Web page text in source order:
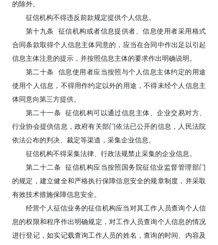
的除外。
征信机构不得违反前款规定提供个人信息。
第十九条 征信机构或者信息提供者、信息使用者采用格式
合同条款取得个人信息主体同意的，应当在合同中作出足以引起
信息主体注意的提示，并按照信息主体的要求作出明确说明。
第二十条 信息使用者应当按照与个人信息主体约定的用途
使用个人信息，不得用作约定以外的用途，不得未经个人信息主
体同意向第三方提供。
第二十一条 征信机构可以通过信息主体、企业交易对方、
行业协会提供信息，政府有关部门依法已公开的信息，人民法院
依法公布的判决、裁定等渠道，采集企业信息。
征信机构不得采集法律、行政法规禁止采集的企业信息。
第二十二条 征信机构应当按照国务院征信业监督管理部门
的规定，建立健全和严格执行保障信息安全的规章制度，并采取
有效技术措施保障信息安全。
经营个人征信业务的征信机构应当对其工作人员查询个人信
息的权限和程序作出明确规定，对工作人员查询个人信息的情况
进行登记，如实记载查询工作人员的姓名，查询的时间、内容及